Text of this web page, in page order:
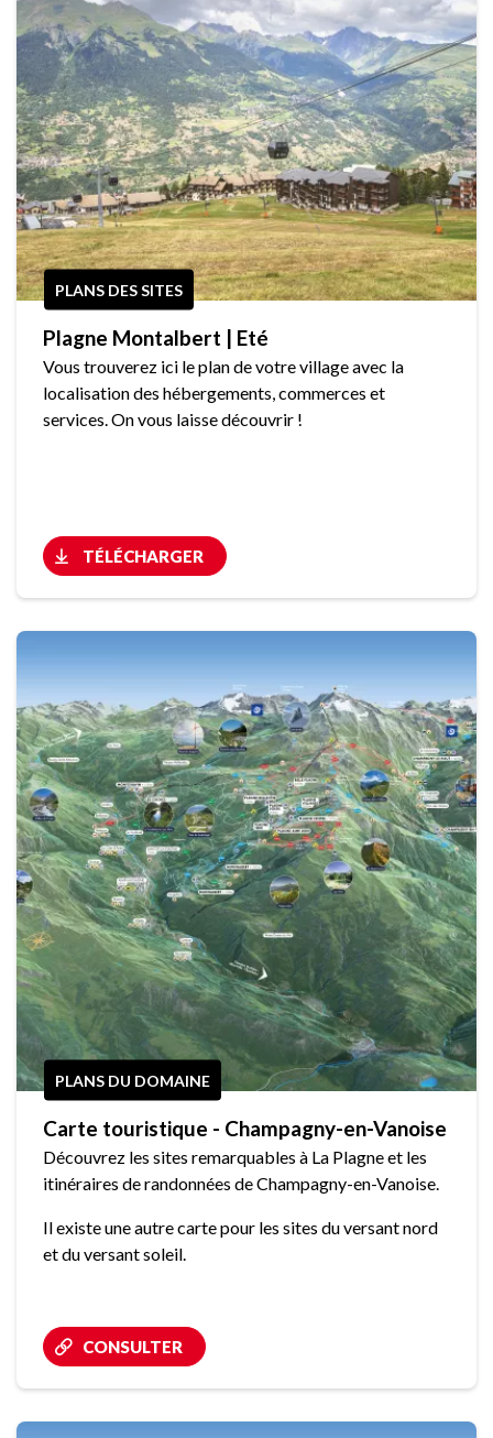
PLANS DES SITES
Plagne Montalbert | Eté
Vous trouverez ici le plan de votre village avec la
localisation des hébergements, commerces et
services. On vous laisse découvrir !
TÉLÉCHARGER
PLANS DU DOMAINE
Carte touristique - Champagny-en-Vanoise
Découvrez les sites remarquables à La Plagne et les
itinéraires de randonnées de Champagny-en-Vanoise.
Il existe une autre carte pour les sites du versant nord
et du versant soleil.
CONSULTER